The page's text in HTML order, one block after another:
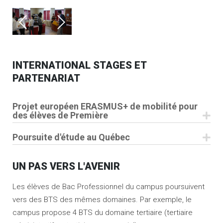
INTERNATIONAL STAGES ET
PARTENARIAT
Projet européen ERASMUS+ de mobilité pour
des élèves de Première
Une option mobilité internationale est proposée aux
élèves volontaires désireux d'améliorer leur
communication professionnelle en anglais.
Chaque année, depuis 2009, une quinzaine d'élèves ont
la possibilité d'effectuer un stage en entreprise dans un
pays de l'Union Européenne, soit 4 semaines
Poursuite d'étude au Québec
établissement d'enseignement supérieur au Québec : le
CEGEP St Félicien.
Des formations dans les domaines de la comptabilité et
UN PAS VERS L'AVENIR
Les élèves de Bac Professionnel du campus poursuivent
vers des BTS des mêmes domaines. Par exemple, le
campus propose 4 BTS du domaine tertiaire (tertiaire